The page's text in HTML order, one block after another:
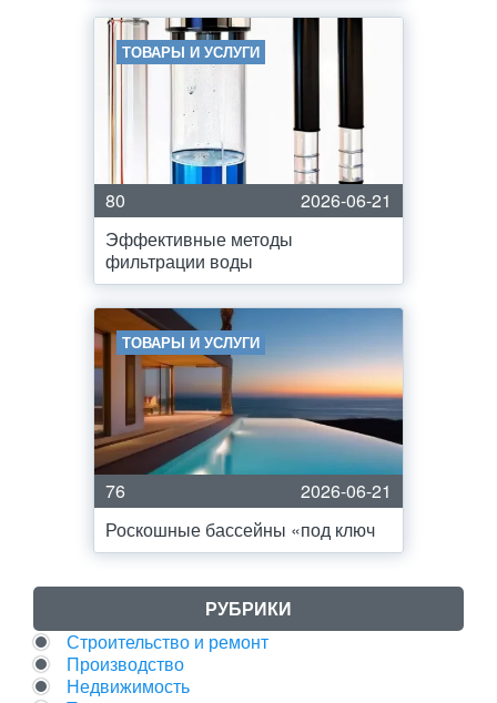
ТОВАРЫ И УСЛУГИ
80
2026-06-21
Эффективные методы
фильтрации воды
ТОВАРЫ И УСЛУГИ
76
2026-06-21
Роскошные бассейны «под ключ
РУБРИКИ
Строительство и ремонт
Производство
Недвижимость